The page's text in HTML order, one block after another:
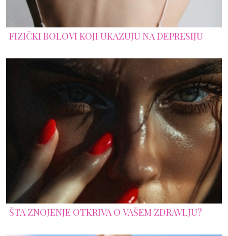
FIZIČKI BOLOVI KOJI UKAZUJU NA DEPRESIJU
ŠTA ZNOJENJE OTKRIVA O VAŠEM ZDRAVLJU?